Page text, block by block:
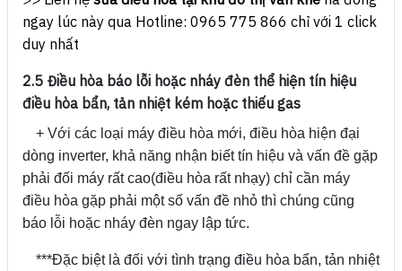
ngay lúc này qua Hotline: 0965 775 866 chỉ với 1 click
duy nhất
2.5 Điều hòa báo lỗi hoặc nháy đèn thể hiện tín hiệu
điều hòa bẩn, tản nhiệt kém hoặc thiếu gas
+ Với các loại máy điều hòa mới, điều hòa hiện đại
dòng inverter, khả năng nhận biết tín hiệu và vấn đề gặp
phải đối máy rất cao(điều hòa rất nhạy) chỉ cần máy
điều hòa gặp phải một số vấn đề nhỏ thì chúng cũng
báo lỗi hoặc nháy đèn ngay lập tức.
***Đặc biệt là đối với tình trạng điều hòa bẩn, tản nhiệt